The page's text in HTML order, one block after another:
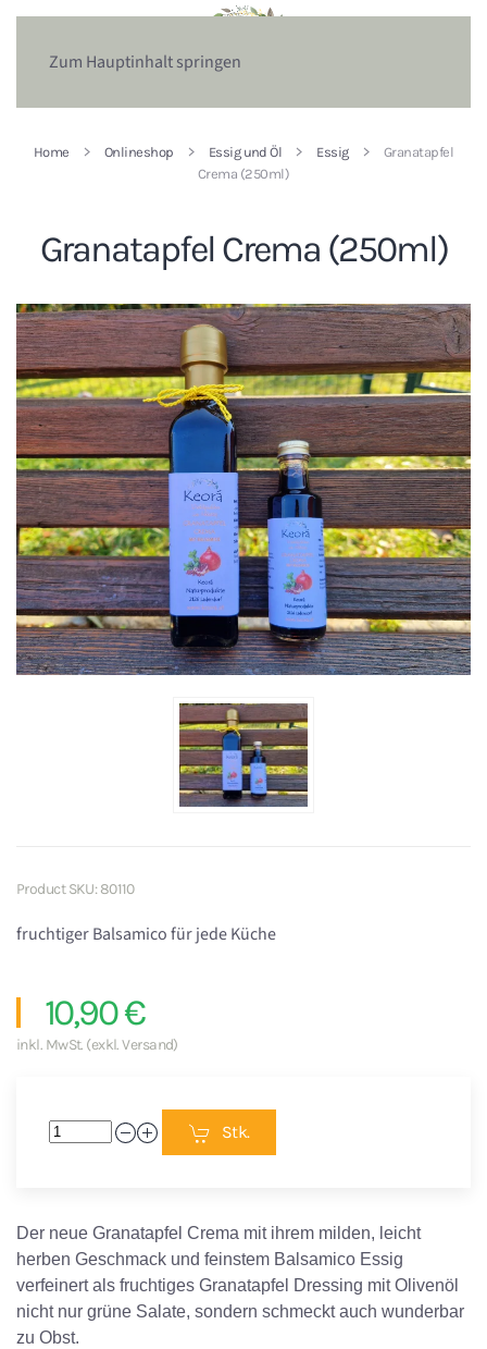
Zum Hauptinhalt springen
Home Onlineshop Essig und Öl Essig
Granatapfel
Crema (250ml)
Granatapfel Crema (250ml)
Product SKU: 80110
fruchtiger Balsamico für jede Küche
10,90 €
inkl. MwSt. (exkl. Versand)
Stk.
Der neue Granatapfel Crema mit ihrem milden, leicht
herben Geschmack und feinstem Balsamico Essig
verfeinert als fruchtiges Granatapfel Dressing mit Olivenöl
nicht nur grüne Salate, sondern schmeckt auch wunderbar
zu Obst.